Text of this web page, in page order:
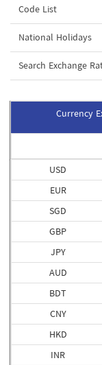
Code List
National Holidays
Search Exchange
Currency
USD
EUR
SGD
GBP
JPY
AUD
BDT
CNY
HKD
INR